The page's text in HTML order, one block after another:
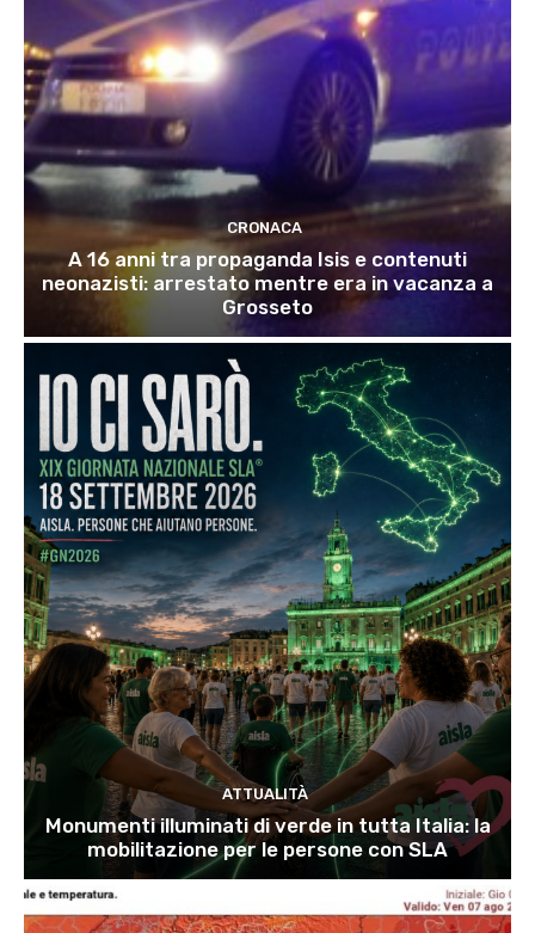
CRONACA
A 16 anni tra propaganda Isis e contenuti
neonazisti: arrestato mentre era in vacanza a
Grosseto
ATTUALITÀ
Monumenti illuminati di verde in tutta Italia: la
mobilitazione per le persone con SLA